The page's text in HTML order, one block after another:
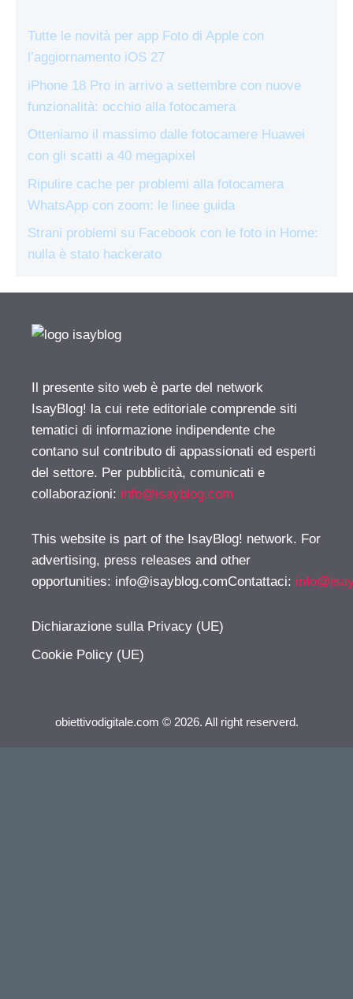
Tutte le novità per app Foto di Apple con
l’aggiornamento iOS 27
iPhone 18 Pro in arrivo a settembre con nuove
funzionalità: occhio alla fotocamera
Otteniamo il massimo dalle fotocamere Huawei
con gli scatti a 40 megapixel
Ripulire cache per problemi alla fotocamera
WhatsApp con zoom: le linee guida
Strani problemi su Facebook con le foto in Home:
nulla è stato hackerato
Il presente sito web è parte del network
IsayBlog! la cui rete editoriale comprende siti
tematici di informazione indipendente che
contano sul contributo di appassionati ed esperti
del settore. Per pubblicità, comunicati e
collaborazioni: info@isayblog.com
This website is part of the IsayBlog! network. For
advertising, press releases and other
opportunities: info@isayblog.comContattaci:
Dichiarazione sulla Privacy (UE)
Cookie Policy (UE)
obiettivodigitale.com © 2026. All right reserverd.